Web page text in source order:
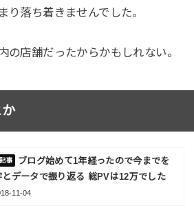
り落ち着きませんでした。
の店舗だったからかもしれない。
ブログ始めて1年経ったので今までを
とデータで振り返る 総PVは12万でした
11-04